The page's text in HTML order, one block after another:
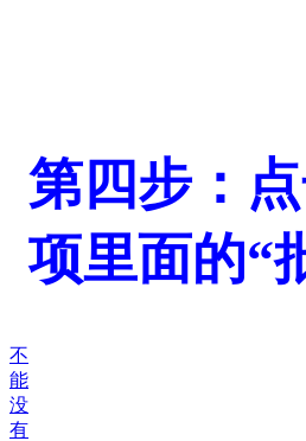
不
能
没
有
第四步：
项里面的“